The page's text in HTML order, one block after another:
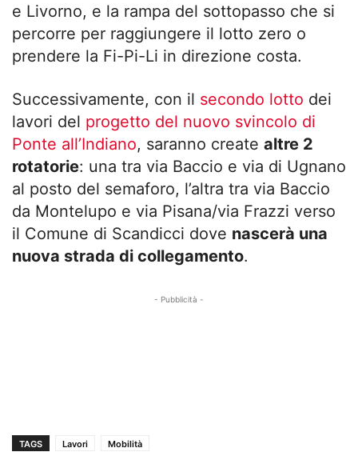
e Livorno, e la rampa del sottopasso che si
percorre per raggiungere il lotto zero o
prendere la Fi-Pi-Li in direzione costa.
Successivamente, con il secondo lotto dei
lavori del progetto del nuovo svincolo di
Ponte all’Indiano, saranno create altre 2
rotatorie: una tra via Baccio e via di Ugnano
al posto del semaforo, l’altra tra via Baccio
da Montelupo e via Pisana/via Frazzi verso
il Comune di Scandicci dove nascerà una
nuova strada di collegamento.
- Pubblicità -
TAGS Lavori Mobilità